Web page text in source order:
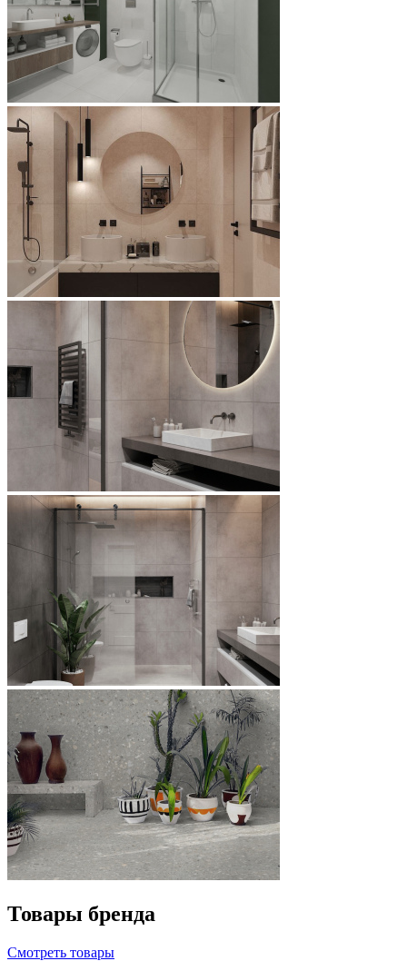
Товары бренда
Смотреть товары